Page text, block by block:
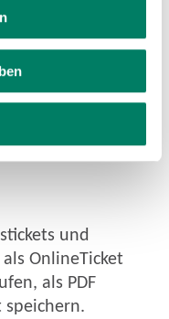
Du ganz
die richtige
leicht das
und
OnlineTicket
als PDF